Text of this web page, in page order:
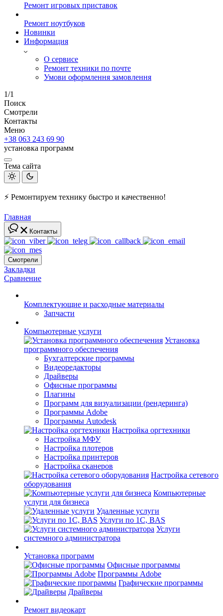
Ремонт игровых приставок
Ремонт ноутбуков
Новинки
Информация
О сервисе
Ремонт техники по почте
Умови оформлення замовлення
1/1
Поиск
Смотрели
Контакты
Меню
+38 063 243 69 90
установка программ
Тема сайта
⚡ Ремонтируем технику быстро и качественно!
Главная
Контакты
Смотрели
Закладки
Сравнение
Комплектующие и расходные материалы
Запчасти
Компьютерные услуги
Установка
программного обеспечения
Бухгалтерские программы
Видеоредакторы
Драйверы
Офисные программы
Плагины
Программ для визуализации (рендеринга)
Программы Adobe
Программы Autodesk
Настройка оргтехники
Настройка МФУ
Настройка плотеров
Настройка принтеров
Настройка сканеров
Настройка сетевого
оборудования
Компьютерные
услуги для бизнеса
Удаленные услуги
Услуги по 1С, BAS
Услуги
системного администратора
Установка программ
Офисные программы
Программы Adobe
Графические программы
Драйверы
Ремонт видеокарт